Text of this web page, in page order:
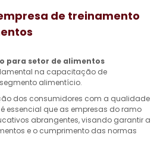
de treinamento
para setor de alimentos
na capacitação de
alimentício.
dos consumidores com a qualidade
essencial que as empresas do ramo
abrangentes, visando garantir a
e o cumprimento das normas